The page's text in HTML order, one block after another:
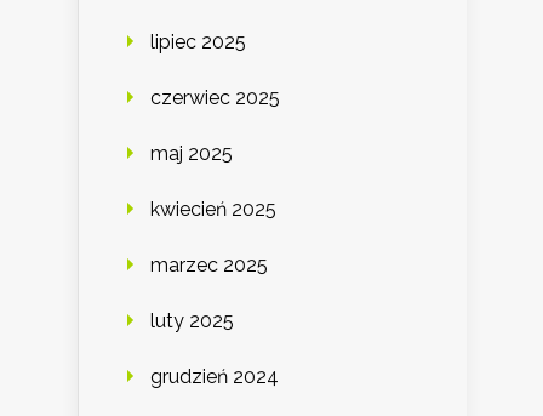
lipiec 2025
czerwiec 2025
maj 2025
kwiecień 2025
marzec 2025
luty 2025
grudzień 2024